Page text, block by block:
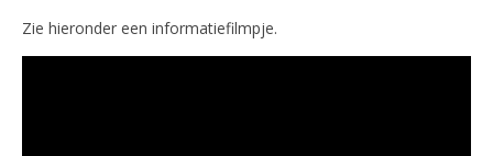
Zie hieronder een informatiefilmpje.